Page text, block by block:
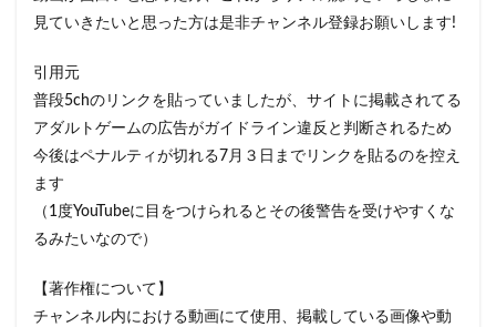
見ていきたいと思った方は是非チャンネル登録お願いします!
引用元
普段5chのリンクを貼っていましたが、サイトに掲載されてる
アダルトゲームの広告がガイドライン違反と判断されるため
今後はペナルティが切れる7月３日までリンクを貼るのを控え
ます
（1度YouTubeに目をつけられるとその後警告を受けやすくな
るみたいなので）
【著作権について】
チャンネル内における動画にて使用、掲載している画像や動